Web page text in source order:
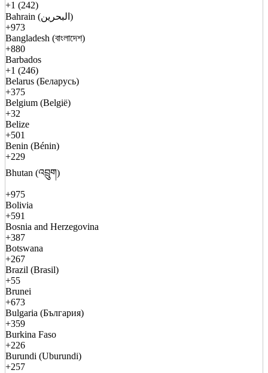
+1 (242)
Bahrain (البحرين)
+973
Bangladesh (বাংলাদেশ)
+880
Barbados
+1 (246)
Belarus (Беларусь)
+375
Belgium (België)
+32
Belize
+501
Benin (Bénin)
+229
Bhutan (འབྲུག)
+975
Bolivia
+591
Bosnia and Herzegovina
+387
Botswana
+267
Brazil (Brasil)
+55
Brunei
+673
Bulgaria (България)
+359
Burkina Faso
+226
Burundi (Uburundi)
+257